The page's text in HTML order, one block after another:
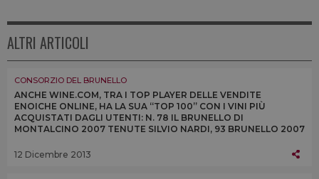
ALTRI ARTICOLI
CONSORZIO DEL BRUNELLO
ANCHE WINE.COM, TRA I TOP PLAYER DELLE VENDITE
ENOICHE ONLINE, HA LA SUA “TOP 100” CON I VINI PIÙ
ACQUISTATI DAGLI UTENTI: N. 78 IL BRUNELLO DI
MONTALCINO 2007 TENUTE SILVIO NARDI, 93 BRUNELLO 2007
12 Dicembre 2013